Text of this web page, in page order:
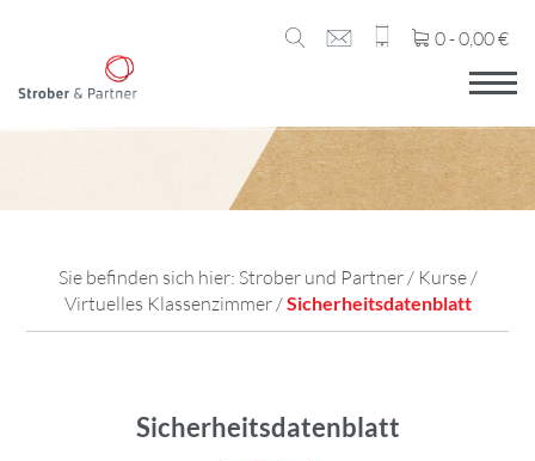
0 -0,00€
Sie befinden sich hier: Strober und Partner/ Kurse/
Virtuelles Klassenzimmer/Sicherheitsdatenblatt
Sicherheitsdatenblatt